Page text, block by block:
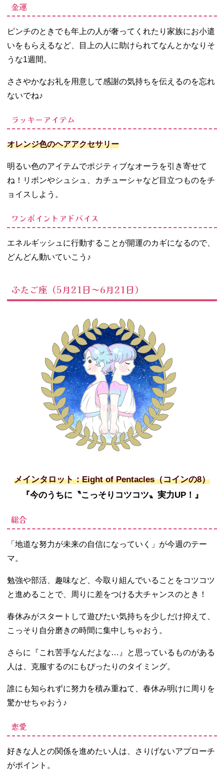
金運
ピンチのときでも年上の人が奢ってくれたり家族にお小遣
いをもらえるなど、目上の人に助けられてなんとかなりそ
うな1週間。
ささやかなお礼を用意して感謝の気持ちを伝えるのを忘れ
ないでね♪
ラッキーアイテム
オレンジ色のヘアアクセサリー
明るい色のアイテムでポジティブなオーラを引き寄せて
ね！リボンやシュシュ、カチューシャなど目立つものをチ
ョイスしよう。
ワンポイントアドバイス
エネルギッシュに行動することが開運のカギになるので、
どんどん動いていこう♪
ふたご座（5月21日～6月21日）
メインタロット：Eight of Pentacles（コインの8）
『今のうちに〝こっそりコツコツ〟実力UP！』
総合
「地道な努力が未来の自信になっていく」が今週のテー
マ。
勉強や部活、趣味など、今取り組んでいることをコツコツ
と進めることで、周りに差をつける大チャンスのとき！
春休みがスタートして遊びたい気持ちを少しだけ抑えて、
こっそり自分磨きの時間に集中しちゃおう。
さらに『これ苦手なんだよな…』と思っているものがある
人は、克服するのにもぴったりのタイミング。
誰にも知られずに努力を積み重ねて、春休み明けに周りを
驚かせちゃおう♪
恋愛
好きな人との関係を進めたい人は、さりげないアプローチ
がポイント。